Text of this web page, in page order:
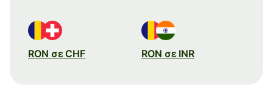
RON σε CHF RON σε INR